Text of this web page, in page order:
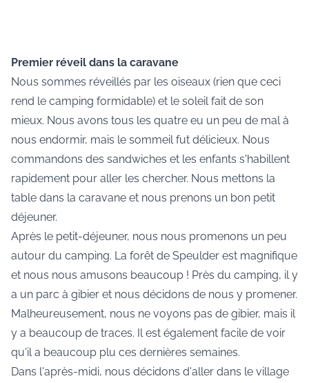
Premier réveil dans la caravane
Nous sommes réveillés par les oiseaux (rien que ceci
rend le camping formidable) et le soleil fait de son
mieux. Nous avons tous les quatre eu un peu de mal à
nous endormir, mais le sommeil fut délicieux. Nous
commandons des sandwiches et les enfants s'habillent
rapidement pour aller les chercher. Nous mettons la
table dans la caravane et nous prenons un bon petit
déjeuner.
Après le petit-déjeuner, nous nous promenons un peu
autour du camping. La forêt de Speulder est magnifique
et nous nous amusons beaucoup ! Près du camping, il y
a un parc à gibier et nous décidons de nous y promener.
Malheureusement, nous ne voyons pas de gibier, mais il
y a beaucoup de traces. Il est également facile de voir
qu'il a beaucoup plu ces dernières semaines.
Dans l'après-midi, nous décidons d'aller dans le village